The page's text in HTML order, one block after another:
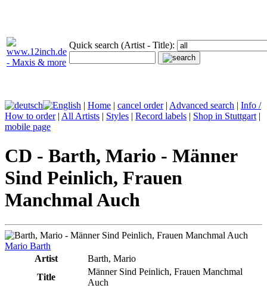
Quick search (Artist - Title):
| Home | cancel order| Advanced search | Info /
How to order| All Artists | Styles | Record labels | Shop in Stuttgart |
mobile page
CD - Barth, Mario - Männer
Sind Peinlich, Frauen
Manchmal Auch
Mario Barth
Artist
Barth, Mario
Title
Männer Sind Peinlich, Frauen Manchmal
Auch